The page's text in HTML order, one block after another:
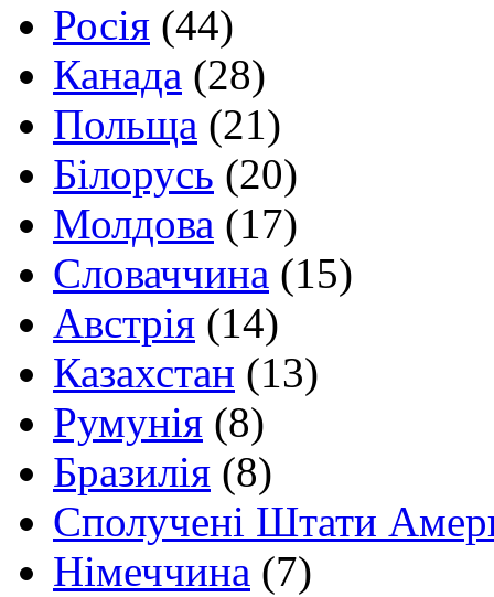
Росія (44)
Канада (28)
Польща (21)
Білорусь (20)
Молдова (17)
Словаччина (15)
Австрія (14)
Казахстан (13)
Румунія (8)
Бразилія (8)
Сполучені Штати
Німеччина (7)